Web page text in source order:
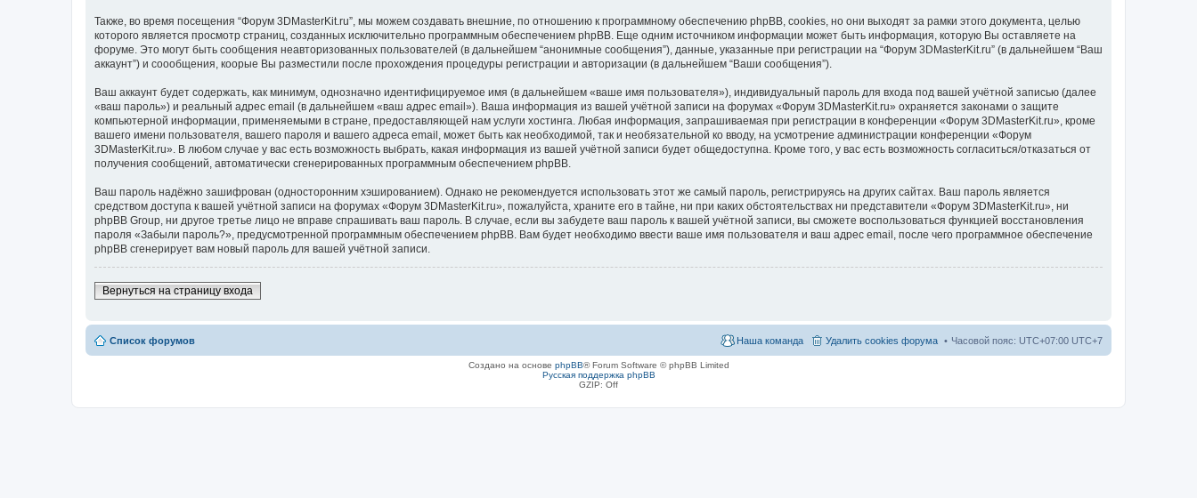
Также, во время посещения “Форум 3DMasterKit.ru”, мы можем создавать внешние, по отношению к программному обеспечению phpBB, cookies, но они выходят за рамки этого документа, целью
которого является просмотр страниц, созданных исключительно программным обеспечением phpBB. Еще одним источником информации может быть информация, которую Вы оставляете на
форуме. Это могут быть сообщения неавторизованных пользователей (в дальнейшем “анонимные сообщения”), данные, указанные при регистрации на “Форум 3DMasterKit.ru” (в дальнейшем “Ваш
аккаунт”) и соообщения, коорые Вы разместили после прохождения процедуры регистрации и авторизации (в дальнейшем “Ваши сообщения”).
Ваш аккаунт будет содержать, как минимум, однозначно идентифицируемое имя (в дальнейшем «ваше имя пользователя»), индивидуальный пароль для входа под вашей учётной записью (далее
«ваш пароль») и реальный адрес email (в дальнейшем «ваш адрес email»). Ваша информация из вашей учётной записи на форумах «Форум 3DMasterKit.ru» охраняется законами о защите
компьютерной информации, применяемыми в стране, предоставляющей нам услуги хостинга. Любая информация, запрашиваемая при регистрации в конференции «Форум 3DMasterKit.ru», кроме
вашего имени пользователя, вашего пароля и вашего адреса email, может быть как необходимой, так и необязательной ко вводу, на усмотрение администрации конференции «Форум
3DMasterKit.ru». В любом случае у вас есть возможность выбрать, какая информация из вашей учётной записи будет общедоступна. Кроме того, у вас есть возможность согласиться/отказаться от
получения сообщений, автоматически сгенерированных программным обеспечением phpBB.
Ваш пароль надёжно зашифрован (односторонним хэшированием). Однако не рекомендуется использовать этот же самый пароль, регистрируясь на других сайтах. Ваш пароль является
средством доступа к вашей учётной записи на форумах «Форум 3DMasterKit.ru», пожалуйста, храните его в тайне, ни при каких обстоятельствах ни представители «Форум 3DMasterKit.ru», ни
phpBB Group, ни другое третье лицо не вправе спрашивать ваш пароль. В случае, если вы забудете ваш пароль к вашей учётной записи, вы сможете воспользоваться функцией восстановления
пароля «Забыли пароль?», предусмотренной программным обеспечением phpBB. Вам будет необходимо ввести ваше имя пользователя и ваш адрес email, после чего программное обеспечение
phpBB сгенерирует вам новый пароль для вашей учётной записи.
Вернуться на страницу входа
Список форумов Часовой пояс: UTC+07:00 UTC+7
Удалить cookies форума
Наша команда
Создано на основе phpBB® Forum Software © phpBB Limited
Русская поддержка phpBB
GZIP: Off